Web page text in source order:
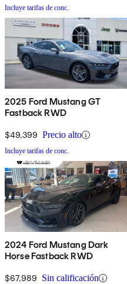
Incluye tarifas de conc.
2025 Ford Mustang GT
Fastback RWD
$49,399 Precio alto
Incluye tarifas de conc.
2024 Ford Mustang Dark
Horse Fastback RWD
$67,989 Sin calificación